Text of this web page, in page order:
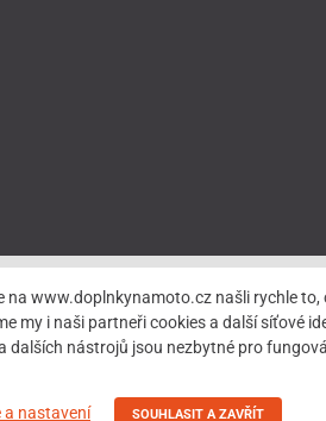
www.doplnkynamoto.cz našli rychle
i naši partneři cookies a další síťové
nástrojů jsou nezbytné pro
a nastavení SOUHLASIT A ZAVŘÍT